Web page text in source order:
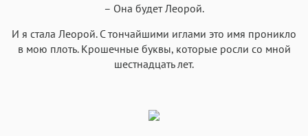
– Она будет Леорой.
И я стала Леорой. С тончайшими иглами это имя проникло
в мою плоть. Крошечные буквы, которые росли со мной
шестнадцать лет.